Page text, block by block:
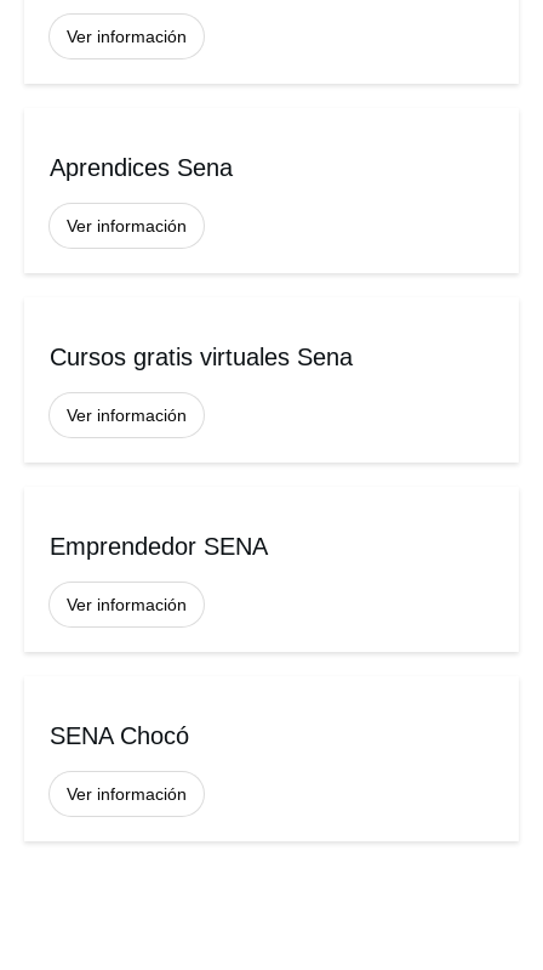
Ver información
Aprendices Sena
Ver información
Cursos gratis virtuales Sena
Ver información
Emprendedor SENA
Ver información
SENA Chocó
Ver información